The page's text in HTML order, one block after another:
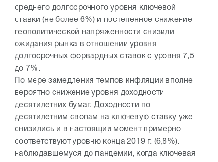
среднего долгосрочного уровня ключевой
ставки (не более 6%) и постепенное снижение
геополитической напряженности снизили
ожидания рынка в отношении уровня
долгосрочных форвардных ставок c уровня 7,5
до 7%.
По мере замедления темпов инфляции вполне
вероятно снижение уровня доходности
десятилетних бумаг. Доходности по
десятилетним свопам на ключевую ставку уже
снизились и в настоящий момент примерно
соответствуют уровню конца 2019 г. (6,8%),
наблюдавшемуся до пандемии, когда ключевая